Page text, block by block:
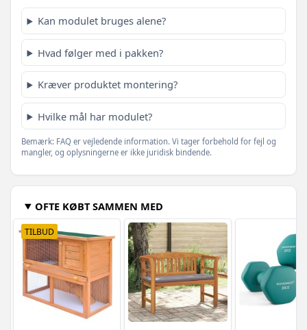
Kan modulet bruges alene?
Hvad følger med i pakken?
Kræver produktet montering?
Hvilke mål har modulet?
Bemærk: FAQ er vejledende information. Vi tager forbehold for fejl og
mangler, og oplysningerne er ikke juridisk bindende.
OFTE KØBT SAMMEN MED
TILBUD